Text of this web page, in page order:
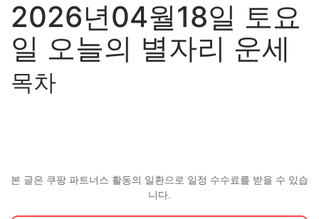
2026년04월18일 토요
일 오늘의 별자리 운세
목차
본 글은 쿠팡 파트너스 활동의 일환으로 일정 수수료를 받을 수 있습
니다.